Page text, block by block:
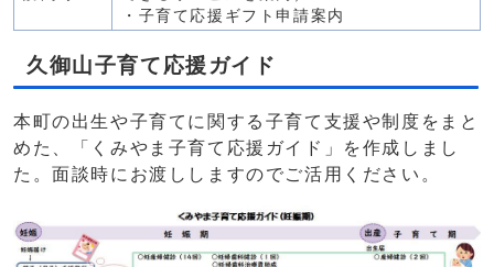
・子育て応援ギフト申請案内
久御山子育て応援ガイド
本町の出生や子育てに関する子育て支援や制度をまと
めた、「くみやま子育て応援ガイド」を作成しまし
た。面談時にお渡ししますのでご活用ください。